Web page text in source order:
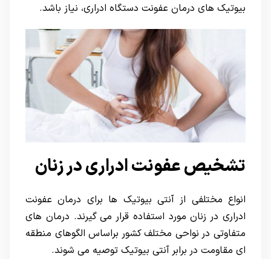
بیوتیک های درمان عفونت دستگاه ادراری، نیاز باشد.
تشخیص عفونت ادراری در زنان
انواع مختلفی از آنتی بیوتیک ها برای درمان عفونت
ادراری در زنان مورد استفاده قرار می گیرند. درمان های
متفاوتی در نواحی مختلف کشور براساس الگوهای منطقه
ای مقاومت در برابر آنتی بیوتیک توصیه می شوند.